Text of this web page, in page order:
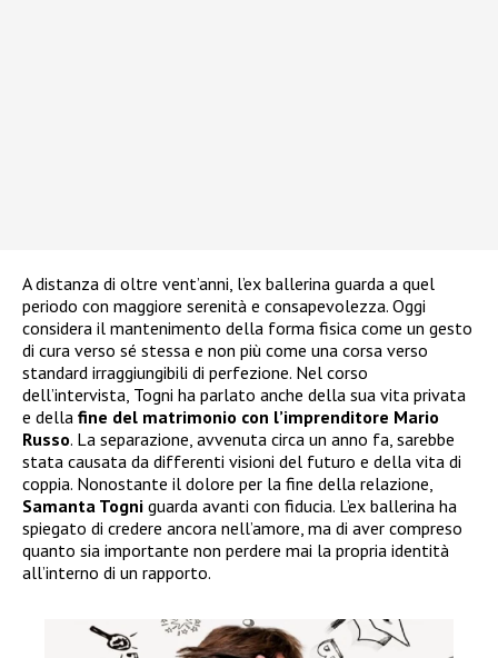
A distanza di oltre vent’anni, l’ex ballerina guarda a quel
periodo con maggiore serenità e consapevolezza. Oggi
considera il mantenimento della forma fisica come un gesto
di cura verso sé stessa e non più come una corsa verso
standard irraggiungibili di perfezione. Nel corso
dell’intervista, Togni ha parlato anche della sua vita privata
e della fine del matrimonio con l’imprenditore Mario
Russo. La separazione, avvenuta circa un anno fa, sarebbe
stata causata da differenti visioni del futuro e della vita di
coppia. Nonostante il dolore per la fine della relazione,
Samanta Togni guarda avanti con fiducia. L’ex ballerina ha
spiegato di credere ancora nell’amore, ma di aver compreso
quanto sia importante non perdere mai la propria identità
all’interno di un rapporto.